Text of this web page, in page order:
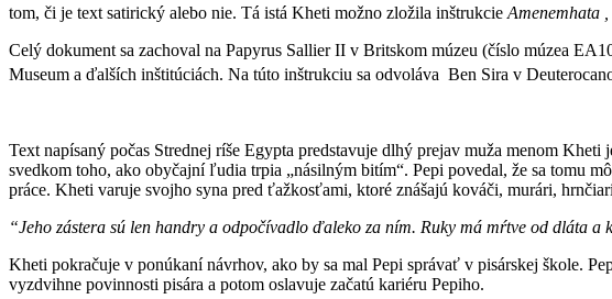
tom, či je text satirický alebo nie. Tá istá Kheti možno zložila inštrukcieAmenemhata ,
Celý dokument sa zachoval na Papyrus Sallier II v Britskom múzeu (číslo múzea
Museum a ďalších inštitúciách. Na túto inštrukciu sa odvoláva Ben Sira v
Text napísaný počas Strednej ríše Egypta predstavuje dlhý prejav muža menom
svedkom toho, ako obyčajní ľudia trpia „násilným bitím“. Pepi povedal, že sa tomu
práce. Kheti varuje svojho syna pred ťažkosťami, ktoré znášajú kováči, murári,
“Jeho zástera sú len handry a odpočívadlo ďaleko za ním. Ruky má mŕtve od dláta
Kheti pokračuje v ponúkaní návrhov, ako by sa mal Pepi správať v pisárskej škole.
vyzdvihne povinnosti pisára a potom oslavuje začatú kariéru Pepiho.